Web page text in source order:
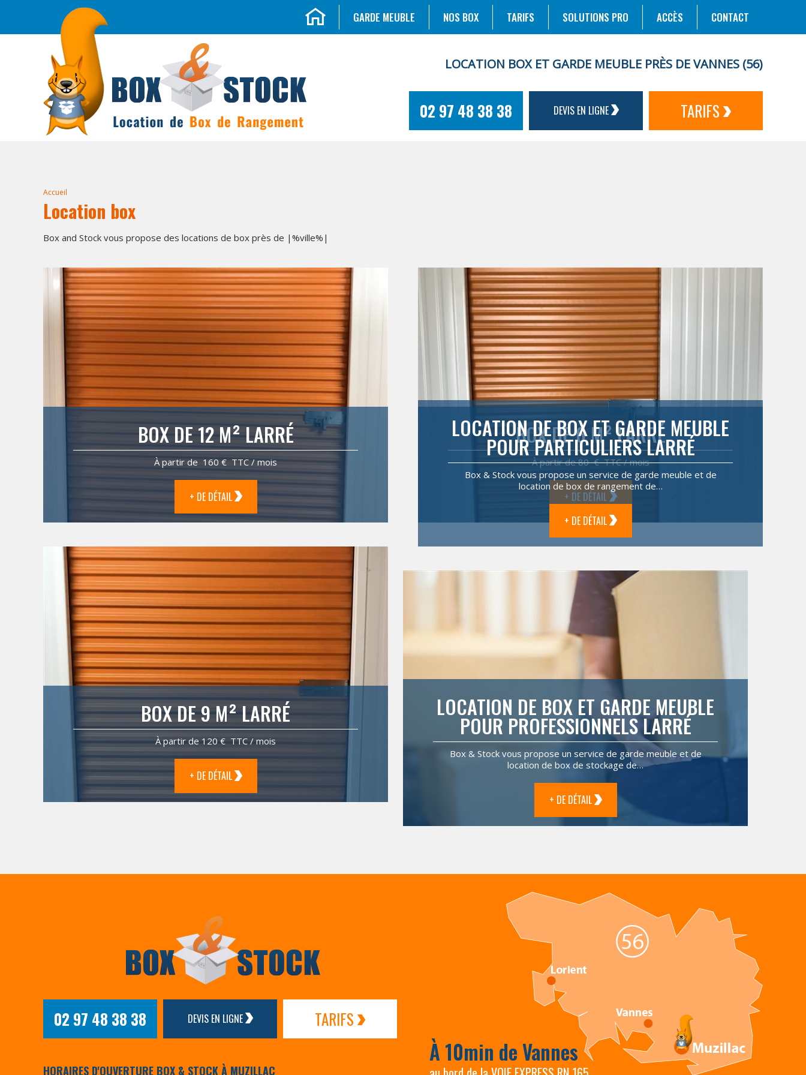
GARDE MEUBLE NOS BOX TARIFS SOLUTIONS PRO ACCÈS CONTACT
LOCATION BOX ET GARDE MEUBLE PRÈS DE VANNES (56)
02 97 48 38 38 DEVIS EN LIGNE TARIFS
Accueil
Location box
Box and Stock vous propose des locations de box près de |%ville%|
BOX DE 12 M² LARRÉ
À partir de 160 € TTC / mois
+ DE DÉTAIL
BOX DE 6 M² LARRÉ
À partir de 80 € TTC / mois
+ DE DÉTAIL
BOX DE 9 M² LARRÉ
À partir de 120 € TTC / mois
+ DE DÉTAIL
LOCATION DE BOX ET GARDE MEUBLE
POUR PARTICULIERS LARRÉ
Box & Stock vous propose un service de garde meuble et de
location de box de rangement de…
+ DE DÉTAIL
LOCATION DE BOX ET GARDE MEUBLE
POUR PROFESSIONNELS LARRÉ
Box & Stock vous propose un service de garde meuble et de
location de box de stockage de…
+ DE DÉTAIL
02 97 48 38 38 DEVIS EN LIGNE TARIFS
HORAIRES D'OUVERTURE BOX & STOCK À MUZILLAC
À 10min de Vannes